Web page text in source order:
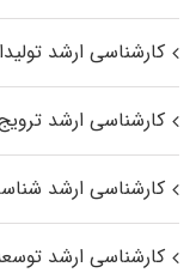
کارشناسی ارشد
کارشناسی ارشد
کارشناسی ارشد
کارشناسی ارشد